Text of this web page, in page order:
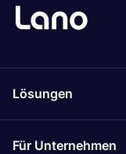
Lösungen
Für Unternehmen